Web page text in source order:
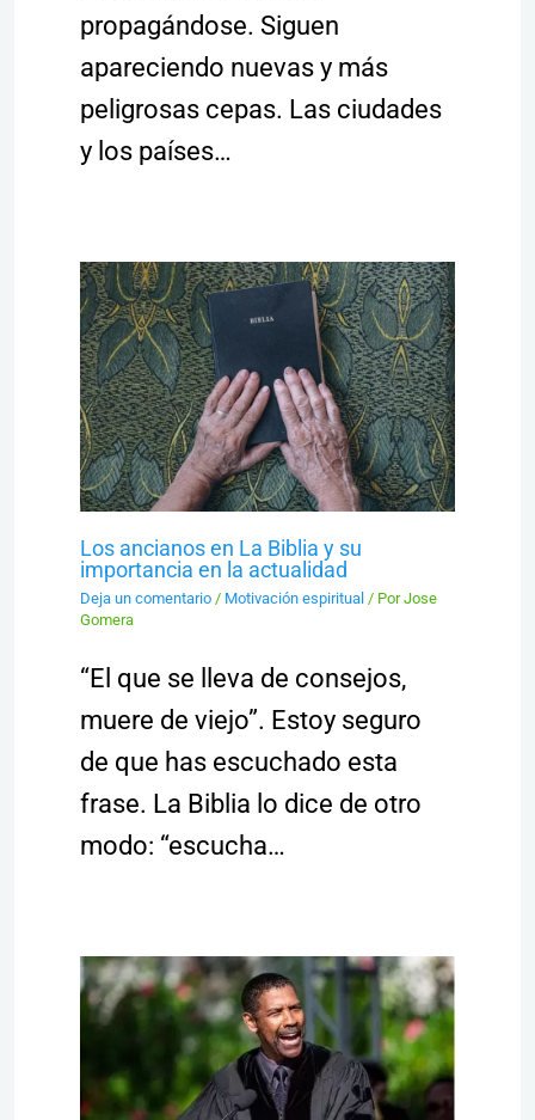
propagándose. Siguen
apareciendo nuevas y más
peligrosas cepas. Las ciudades
y los países…
Los ancianos en La Biblia y su
importancia en la actualidad
Deja un comentario / Motivación espiritual / PorJose
Gomera
“El que se lleva de consejos,
muere de viejo”. Estoy seguro
de que has escuchado esta
frase. La Biblia lo dice de otro
modo: “escucha…